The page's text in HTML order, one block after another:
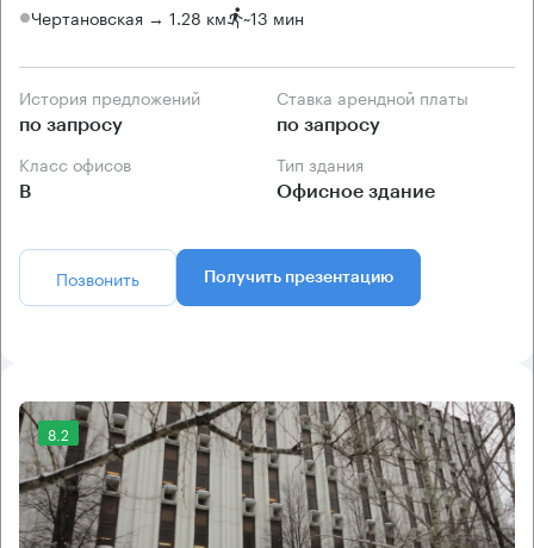
Чертановская → 1.28 км ~13 мин
История предложений
по запросу
Ставка арендной платы
по запросу
Класс офисов
B
Тип здания
Офисное здание
Позвонить Получить презентацию
8.2